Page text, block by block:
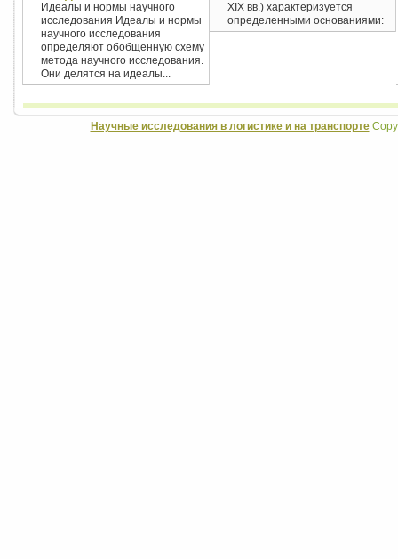
Идеалы и нормы научного
исследования Идеалы и нормы
научного исследования
определяют обобщенную схему
метода научного исследования.
Они делятся на идеалы...
XIX вв.) характеризуется
определенными основаниями:
Научные исследования в логистике и на транспорте